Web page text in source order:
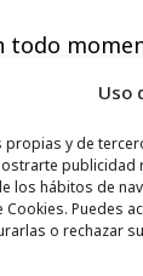
Uso
y de
publicidad
los hábitos de
Cookies. Puedes
o rechazar
todo
como
sobrias y
de
por